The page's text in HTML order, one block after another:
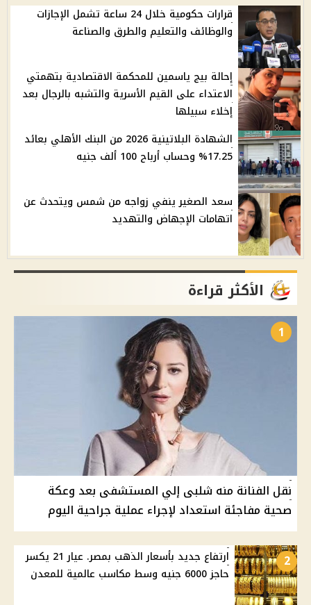
قرارات حكومية خلال 24 ساعة تشمل الإجازات
والوظائف والتعليم والطرق والصناعة
إحالة بيج ياسمين للمحكمة الاقتصادية بتهمتي
الاعتداء على القيم الأسرية والتشبه بالرجال بعد
إخلاء سبيلها
الشهادة البلاتينية 2026 من البنك الأهلي بعائد
17.25% وحساب أرباح 100 ألف جنيه
سعد الصغير ينفي زواجه من شمس ويتحدث عن
اتهامات الإجهاض والتهديد
الأكثر قراءة
1
نقل الفنانة منه شلبى إلي المستشفى بعد وعكة
صحية مفاجئة استعداد لإجراء عملية جراحية اليوم
2
ارتفاع جديد بأسعار الذهب بمصر. عيار 21 يكسر
حاجز 6000 جنيه وسط مكاسب عالمية للمعدن